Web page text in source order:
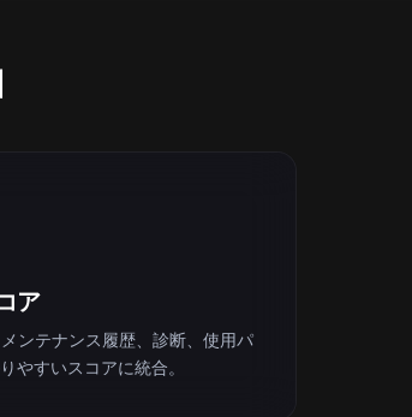
ア
ンテナンス履歴、診断、使用パ
やすいスコアに統合。